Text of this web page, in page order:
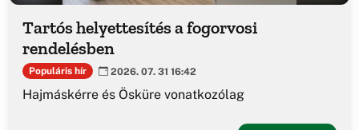
Tartós helyettesítés a fogorvosi
rendelésben
Populáris hír 2026. 07. 31 16:42
Hajmáskérre és Ösküre vonatkozólag